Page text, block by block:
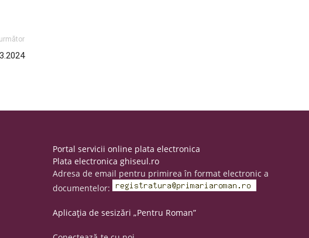
Portal servicii online plata electronica
Plata electronica ghiseul.ro
Adresa de email pentru primirea în format electronic a
documentelor:
Aplicația de sesizări „Pentru Roman”